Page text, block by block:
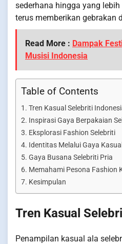
sederhana hingga yang
terus memberikan gebrakan
Read More : Dampak
Musisi Indonesia
Table of Contents
Tren Kasual Selebriti
Inspirasi Gaya Berpakaian
Eksplorasi Fashion Selebriti
Identitas Melalui Gaya Kasual
Gaya Busana Selebriti Pria
Memahami Pesona Fashion
Kesimpulan
Tren Kasual
Penampilan kasual ala